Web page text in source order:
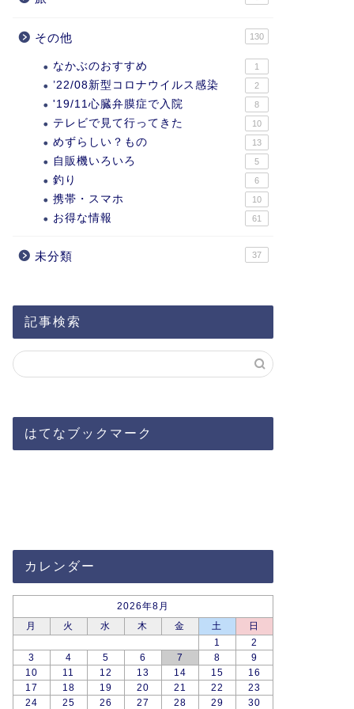
その他 130
なかぶのおすすめ 1
’22/08新型コロナウイルス感染 2
'19/11心臓弁膜症で入院 8
テレビで見て行ってきた 10
めずらしい？もの 13
自販機いろいろ 5
釣り 6
携帯・スマホ 10
お得な情報 61
未分類 37
記事検索
はてなブックマーク
カレンダー
2026年8月
月
火 水 木 金 土
日
1
2
3
4 5 6 7 8
9
10
11 12 13 14 15
16
17
18 19 20 21 22
23
24
25 26 27 28 29
30